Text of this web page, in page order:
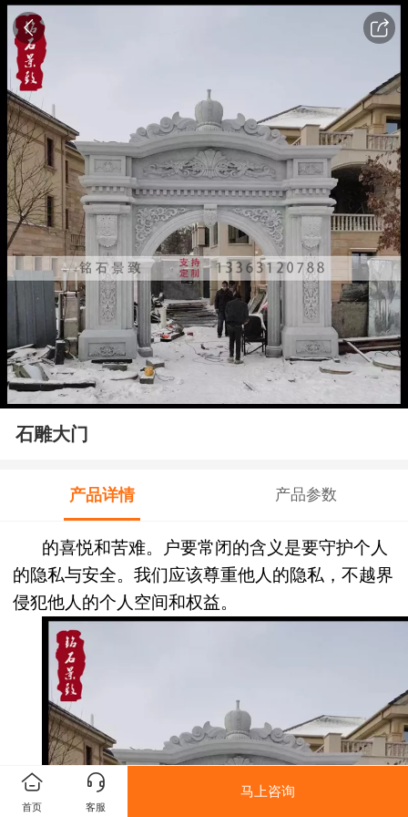
石雕大门
产品详情 产品参数
的喜悦和苦难。户要常闭的含义是要守护个人
的隐私与安全。我们应该尊重他人的隐私，不越界
侵犯他人的个人空间和权益。
首页 客服
马上咨询